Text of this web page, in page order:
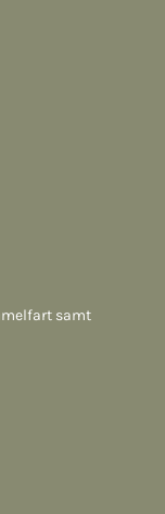
samt